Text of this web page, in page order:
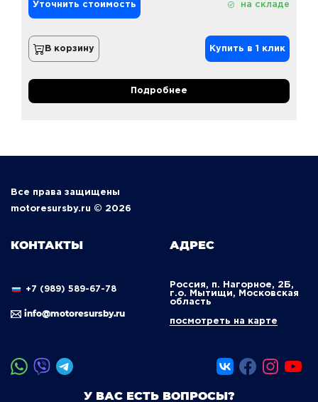
Уточнить стоимость на складе
В корзину Купить в 1 клик
Подробнее
Все права защищены
motoresursby.ru © 2026
КОНТАКТЫ
+7 (989) 589-67-78
info@motoresursby.ru
АДРЕС
Россия, п. Нагорное, 2Б,
г.о. Мытищи, Московская
область
посмотреть на карте
У ВАС ЕСТЬ ВОПРОСЫ?